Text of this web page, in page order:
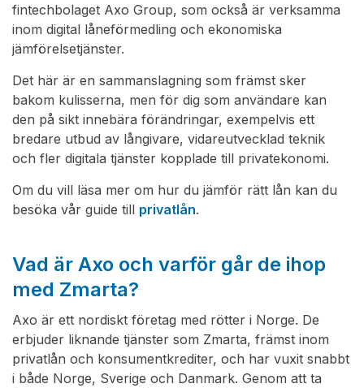
fintechbolaget Axo Group, som också är verksamma
inom digital låneförmedling och ekonomiska
jämförelsetjänster.
Det här är en sammanslagning som främst sker
bakom kulisserna, men för dig som användare kan
den på sikt innebära förändringar, exempelvis ett
bredare utbud av långivare, vidareutvecklad teknik
och fler digitala tjänster kopplade till privatekonomi.
Om du vill läsa mer om hur du jämför rätt lån kan du
besöka vår guide till privatlån.
Vad är Axo och varför går de ihop
med Zmarta?
Axo är ett nordiskt företag med rötter i Norge. De
erbjuder liknande tjänster som Zmarta, främst inom
privatlån och konsumentkrediter, och har vuxit snabbt
i både Norge, Sverige och Danmark. Genom att ta